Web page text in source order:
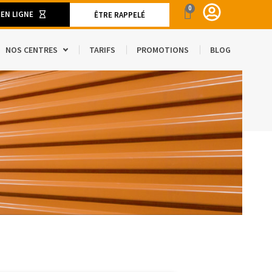
LIGNE ÊTRE RAPPELÉ
0
DE DÉMÉNAGEMENT
ET MATÉRIELS DE DÉMÉNAGEMENT
NOS CENTRES TARIFS PROMOTIONS BLOG